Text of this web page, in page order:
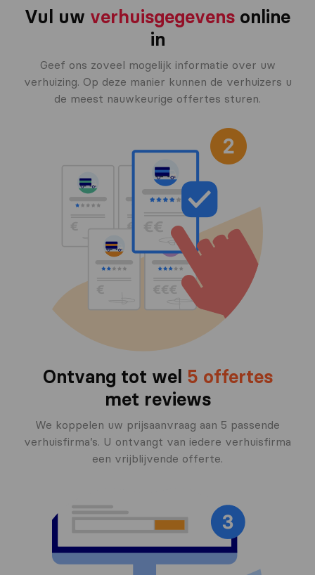
Vul uw verhuisgegevens online
in
Geef ons zoveel mogelijk informatie over uw
verhuizing. Op deze manier kunnen de verhuizers u
de meest nauwkeurige offertes sturen.
Ontvang tot wel 5 offertes
met reviews
We koppelen uw prijsaanvraag aan 5 passende
verhuisfirma’s. U ontvangt van iedere verhuisfirma
een vrijblijvende offerte.